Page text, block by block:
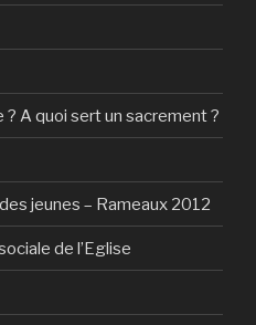
? A quoi sert un sacrement ?
jeunes – Rameaux 2012
de l’Eglise